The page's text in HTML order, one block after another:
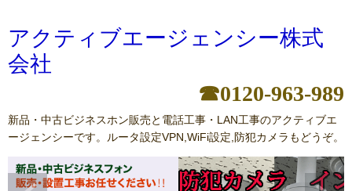
アクティブエージェンシー株式
会社
☎0120-963-989
新品・中古ビジネスホン販売と電話工事・LAN工事のアクティブエ
ージェンシーです。ルータ設定VPN,WiFi設定,防犯カメラもどうぞ。